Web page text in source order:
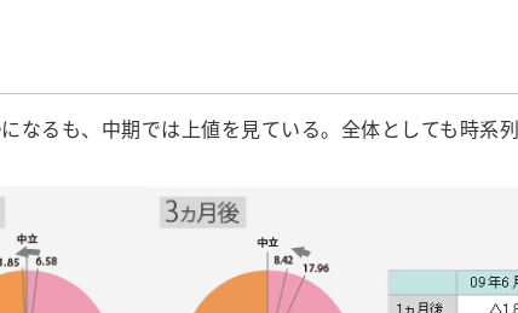
なるも、中期では上値を見ている。全体としても時系列